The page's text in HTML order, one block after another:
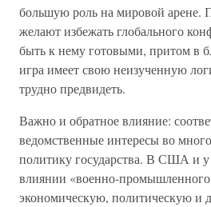
большую роль на мировой арене.
желают избежать глобального
быть к нему готовыми, притом в
игра имеет свою неизученную
трудно предвидеть.
Важно и обратное влияние:
ведомственные интересы во
политику государства. В США и
влиянии «военно-промышленного
экономическую, политическую и